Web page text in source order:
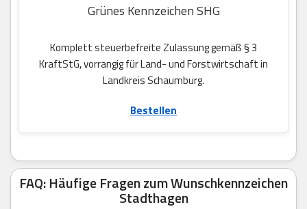
Grünes Kennzeichen SHG
Komplett steuerbefreite Zulassung gemäß § 3
KraftStG, vorrangig für Land- und Forstwirtschaft in
Landkreis Schaumburg.
Bestellen
FAQ: Häufige Fragen zum Wunschkennzeichen
Stadthagen